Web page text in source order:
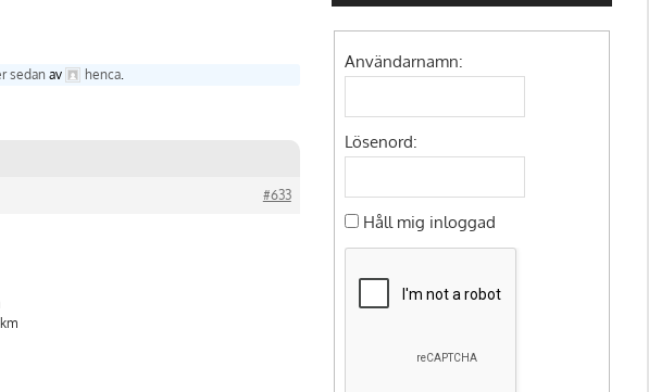
sedan av henca
#633
Användarnamn:
Lösenord:
Håll mig inloggad